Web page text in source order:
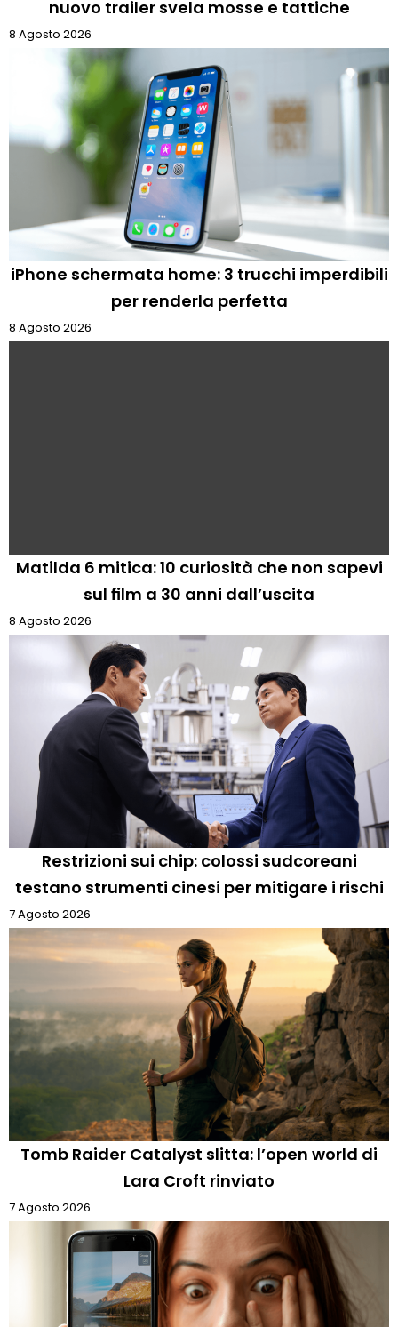
nuovo trailer svela mosse e tattiche
8 Agosto 2026
iPhone schermata home: 3 trucchi imperdibili
per renderla perfetta
8 Agosto 2026
Matilda 6 mitica: 10 curiosità che non sapevi
sul film a 30 anni dall’uscita
8 Agosto 2026
Restrizioni sui chip: colossi sudcoreani
testano strumenti cinesi per mitigare i rischi
7 Agosto 2026
Tomb Raider Catalyst slitta: l’open world di
Lara Croft rinviato
7 Agosto 2026